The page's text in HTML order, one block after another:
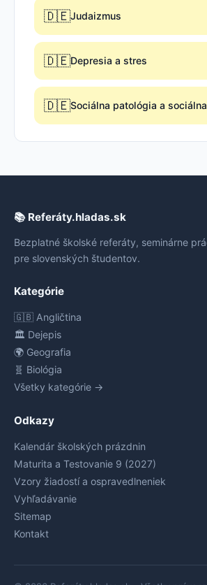
🇩🇪Judaizmus
🇩🇪Depresia a stres
🇩🇪Sociálna patológia a
📚 Referáty.hladas.sk
Bezplatné školské referáty, seminárne
pre slovenských študentov.
Kategórie
🇬🇧 Angličtina
🏛️ Dejepis
🌍 Geografia
🧬 Biológia
Všetky kategórie →
Odkazy
Kalendár školských prázdnin
Maturita a Testovanie 9 (2027)
Vzory žiadostí a ospravedlneniek
Vyhľadávanie
Sitemap
Kontakt